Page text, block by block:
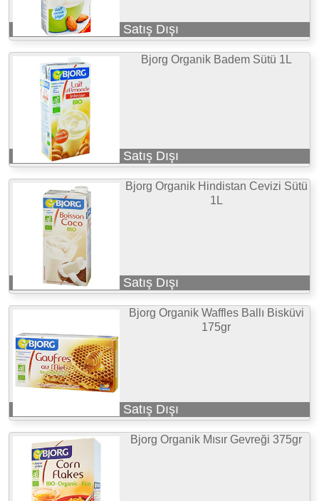
Satış Dışı
Bjorg Organik Badem Sütü 1L
Satış Dışı
Bjorg Organik Hindistan Cevizi Sütü
1L
Satış Dışı
Bjorg Organik Waffles Ballı Bisküvi
175gr
Satış Dışı
Bjorg Organik Mısır Gevreği 375gr